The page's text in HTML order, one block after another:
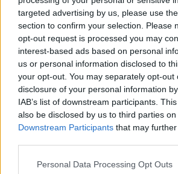
targeted advertising by us, please use
section to confirm your selection. Please
opt-out request is processed you may
interest-based ads based on personal
us or personal information disclosed to
your opt-out. You may separately opt-out
disclosure of your personal information
IAB’s list of downstream participants.
also be disclosed by us to third parties on
Downstream Participants that may
Personal Data Processing Opt Outs
Ti potrebbe interessare anche:
Articoli dal Blog “Pensieri della domenica” di
​Agorà reloaded
Ultimo
​L’urlo e gli inglesi
Carrà
Può darsi
Europei
Acciaio
Il Presidente
​Il Giro